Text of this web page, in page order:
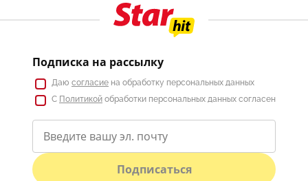
Подписка на рассылку
Даю согласие на обработку персональных данных
С Политикой обработки персональных данных согласен
Подписаться